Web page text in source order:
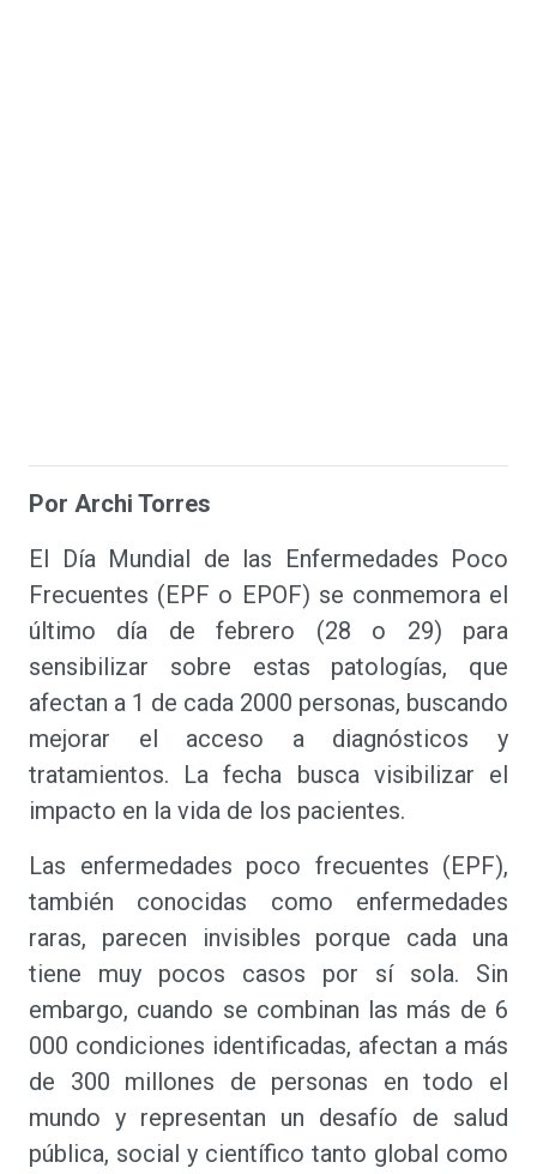
Por Archi Torres
El Día Mundial de las Enfermedades Poco
Frecuentes (EPF o EPOF) se conmemora el
último día de febrero (28 o 29) para
sensibilizar sobre estas patologías, que
afectan a 1 de cada 2000 personas, buscando
mejorar el acceso a diagnósticos y
tratamientos. La fecha busca visibilizar el
impacto en la vida de los pacientes.
Las enfermedades poco frecuentes (EPF),
también conocidas como enfermedades
raras, parecen invisibles porque cada una
tiene muy pocos casos por sí sola. Sin
embargo, cuando se combinan las más de 6
000 condiciones identificadas, afectan a más
de 300 millones de personas en todo el
mundo y representan un desafío de salud
pública, social y científico tanto global como